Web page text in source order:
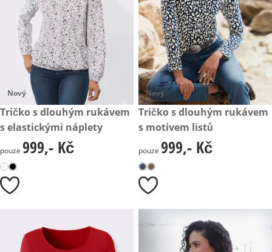
Nový
999,- Kč
Tričko s dlouhým rukávem
s elastickými náplety
999,- Kč
pouze 999,- Kč
Nový
999,- Kč
Tričko s dlouhým rukávem
s motivem listů
999,- Kč
pouze 999,- Kč